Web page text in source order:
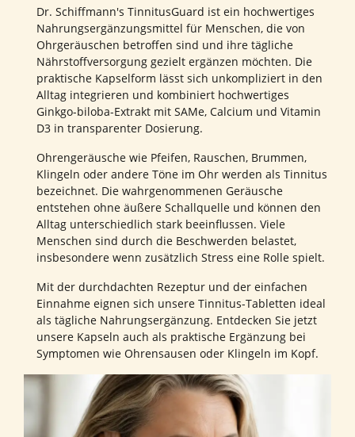
Dr. Schiffmann's TinnitusGuard ist ein hochwertiges
Nahrungsergänzungsmittel für Menschen, die von
Ohrgeräuschen betroffen sind und ihre tägliche
Nährstoffversorgung gezielt ergänzen möchten. Die
praktische Kapselform lässt sich unkompliziert in den
Alltag integrieren und kombiniert hochwertiges
Ginkgo-biloba-Extrakt mit SAMe, Calcium und Vitamin
D3 in transparenter Dosierung.
Ohrengeräusche wie Pfeifen, Rauschen, Brummen,
Klingeln oder andere Töne im Ohr werden als Tinnitus
bezeichnet. Die wahrgenommenen Geräusche
entstehen ohne äußere Schallquelle und können den
Alltag unterschiedlich stark beeinflussen. Viele
Menschen sind durch die Beschwerden belastet,
insbesondere wenn zusätzlich Stress eine Rolle spielt.
Mit der durchdachten Rezeptur und der einfachen
Einnahme eignen sich unsere Tinnitus-Tabletten ideal
als tägliche Nahrungsergänzung. Entdecken Sie jetzt
unsere Kapseln auch als praktische Ergänzung bei
Symptomen wie Ohrensausen oder Klingeln im Kopf.